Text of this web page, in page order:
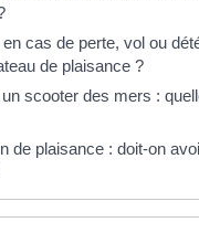
cas de perte, vol ou
de plaisance ?
scooter des mers :
de plaisance : doit-on